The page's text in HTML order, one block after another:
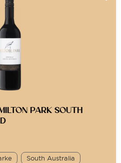
PARK SOUTH
South Australia